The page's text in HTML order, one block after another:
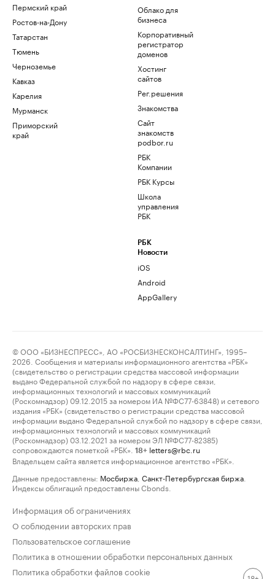
Пермский край
Ростов-на-Дону
Татарстан
Тюмень
Черноземье
Кавказ
Карелия
Мурманск
Приморский
край
Облако для
бизнеса
Корпоративный
регистратор
доменов
Хостинг
сайтов
Рег.решения
Знакомства
Сайт
знакомств
podbor.ru
РБК
Компании
РБК Курсы
Школа
управления
РБК
РБК
Новости
iOS
Android
AppGallery
© ООО «БИЗНЕСПРЕСС», АО «РОСБИЗНЕСКОНСАЛТИНГ», 1995–
2026. Сообщения и материалы информационного агентства «РБК»
(свидетельство о регистрации средства массовой информации
выдано Федеральной службой по надзору в сфере связи,
информационных технологий и массовых коммуникаций
(Роскомнадзор) 09.12.2015 за номером ИА №ФС77-63848) и сетевого
издания «РБК» (свидетельство о регистрации средства массовой
информации выдано Федеральной службой по надзору в сфере связи,
информационных технологий и массовых коммуникаций
(Роскомнадзор) 03.12.2021 за номером ЭЛ №ФС77-82385)
сопровождаются пометкой «РБК».
18+ letters@rbc.ru
Владельцем сайта является информационное агентство «РБК».
Данные предоставлены: Мосбиржа Санкт-Петербургская биржа
Индексы облигаций предоставлены Cbonds.
Информация об ограничениях
О соблюдении авторских прав
Пользовательское соглашение
Политика в отношении обработки персональных данных
Политика обработки файлов cookie